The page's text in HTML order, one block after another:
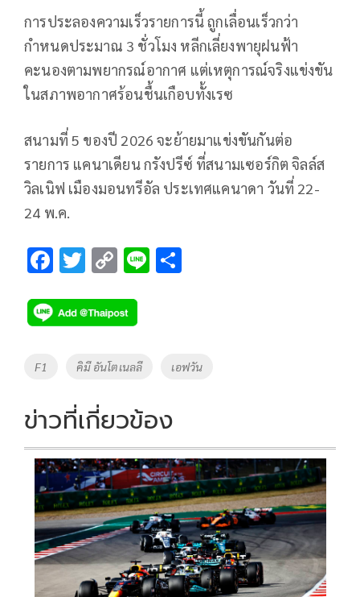
การประลองความเร็วรายการนี้ ถูกเลื่อนเร็วกว่า
กำหนดประมาณ 3 ชั่วโมง หลีกเลี่ยงพายุฝนฟ้า
คะนองตามพยากรณ์อากาศ แต่เหตุการณ์จริงแข่งขัน
ในสภาพอากาศร้อนชื้นเกือบทั้งเรซ
สนามที่ 5 ของปี 2026 จะย้ายมาแข่งขันกันต่อ
รายการ แคนาเดียน กรังปรีซ์ ที่สนามเซอร์กิต จิลล์ส
วิลเนิฟ เมืองมอนทรีอัล ประเทศแคนาดา วันที่ 22-
24 พ.ค.
F
e
b
k
T
tt
er
C
p
y
Li
k
Li
Tags
F1 คิมี อันโตเนลลี เอฟวัน
ข่าวที่เกี่ยวข้อง